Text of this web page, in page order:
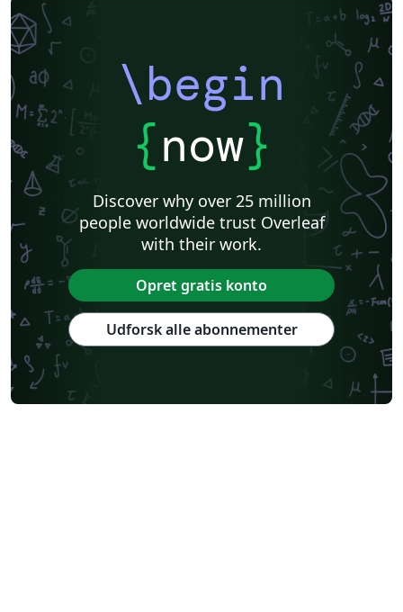
\begin
{now}
Discover why over 25 million
people worldwide trust Overleaf
with their work.
Opret gratis konto
Udforsk alle abonnementer